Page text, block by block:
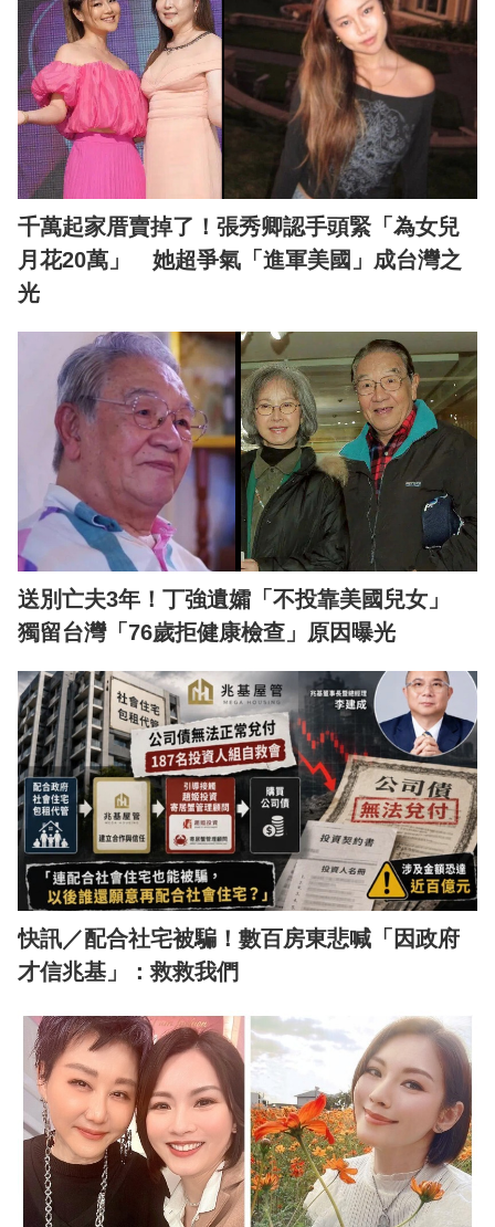
千萬起家厝賣掉了！張秀卿認手頭緊「為女兒
月花20萬」 她超爭氣「進軍美國」成台灣之
光
送別亡夫3年！丁強遺孀「不投靠美國兒女」
獨留台灣「76歲拒健康檢查」原因曝光
快訊／配合社宅被騙！數百房東悲喊「因政府
才信兆基」：救救我們